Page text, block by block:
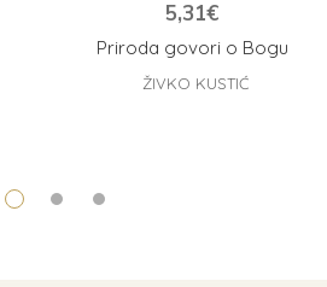
Priroda govori o Bogu
5,31€
ŽIVKO KUSTIĆ